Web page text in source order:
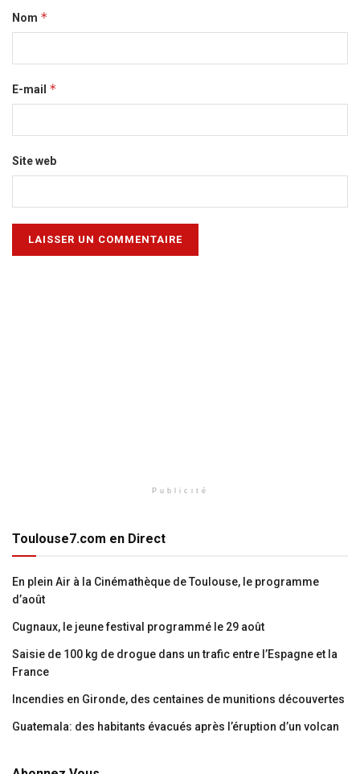
Nom *
E-mail *
Site web
Publicité
Toulouse7.com en Direct
En plein Air à la Cinémathèque de Toulouse, le programme
d’août
Cugnaux, le jeune festival programmé le 29 août
Saisie de 100 kg de drogue dans un trafic entre l’Espagne et la
France
Incendies en Gironde, des centaines de munitions découvertes
Guatemala: des habitants évacués après l’éruption d’un volcan